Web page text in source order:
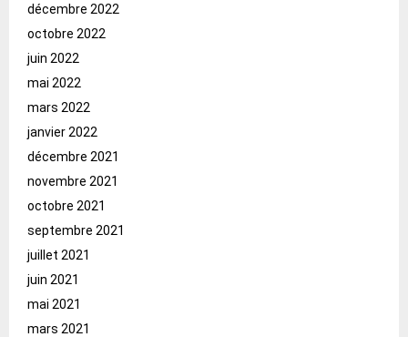
décembre 2022
octobre 2022
juin 2022
mai 2022
mars 2022
janvier 2022
décembre 2021
novembre 2021
octobre 2021
septembre 2021
juillet 2021
juin 2021
mai 2021
mars 2021